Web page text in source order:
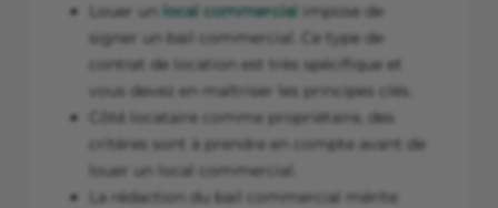
Louer un local commercial impose de
signer un bail commercial. Ce type de
contrat de location est très spécifique et
vous devez en maîtriser les principes clés.
Côté locataire comme propriétaire, des
critères sont à prendre en compte avant de
louer un local commercial.
La rédaction du bail commercial mérite